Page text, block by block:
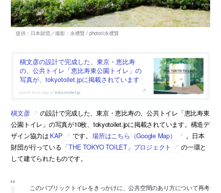
槇文彦の設計で完成した、東京・恵比寿
の、公共トイレ「恵比寿東公園トイレ」の
写真が、tokyotoilet.jpに掲載されています
tokyotoilet.jp
槇文彦
の設計で完成した、東京・恵比寿の、公共トイレ「恵比寿東
公園トイレ」の写真が10枚、tokyotoilet.jpに掲載されています。構造デ
ザイン協力は KAP です。 場所はこちら（Google Map）
。日本
財団が行っている 「THE TOKYO TOILET」プロジェクト
の一環と
して建てられたものです。
このパブリックトイレをきっかけに、公共空間のあり方について再考